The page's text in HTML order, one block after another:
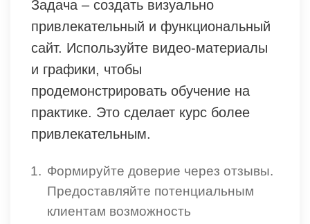
Задача – создать визуально
привлекательный и функциональный
сайт. Используйте видео-материалы
и графики, чтобы
продемонстрировать обучение на
практике. Это сделает курс более
привлекательным.
Формируйте доверие через отзывы.
Предоставляйте потенциальным
клиентам возможность